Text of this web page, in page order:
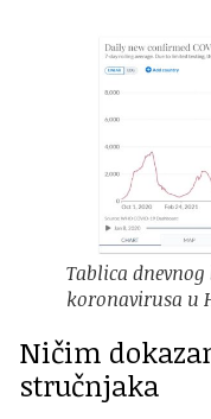
Tablica
koronavirusa u
Ničim
stručnjaka